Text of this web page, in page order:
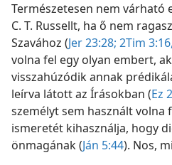
Természetesen nem várható
C. T. Russellt, ha ő nem
Szavához (Jer 23:28; 2Tim
volna fel egy olyan embert,
visszahúzódik annak
leírva látott az Írásokban (Ez
személyt sem használt volna
ismeretét kihasználja, hogy
önmagának (Ján 5:44). Nos,